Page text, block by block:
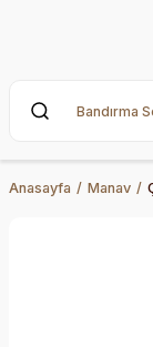
Anasayfa Manav